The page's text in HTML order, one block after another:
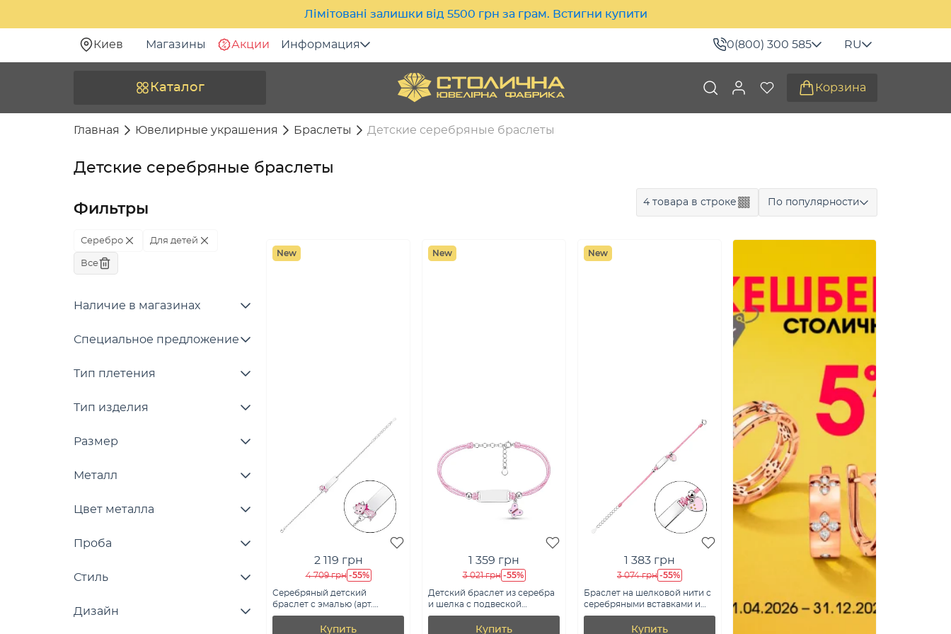
Лімітовані залишки від 5500 грн за грам. Встигни купити
Киев Магазины Акции Информация 0(800) 300 585 RU
Каталог Корзина
Главная Ювелирные украшения Браслеты Детские серебряные браслеты
Детские серебряные браслеты
Фильтры
Серебро Для детей
Все
Наличие в магазинах
Специальное предложение
Тип плетения
Тип изделия
Размер
Металл
Цвет металла
Проба
Стиль
Дизайн
4 товара в строке По популярности
New
2 119 грн
4 709 грн -55%
Серебряный детский
браслет с эмалью (арт.
7509/5420е)
Купить
New
1 359 грн
3 021 грн -55%
Детский браслет из серебра
и шелка с подвеской
бабочка (арт. 7309/5412рерг)
Купить
New
1 383 грн
3 074 грн -55%
Браслет на шелковой нити с
серебряными вставками и
подвеской (арт.
7309/5414рерж)
Купить